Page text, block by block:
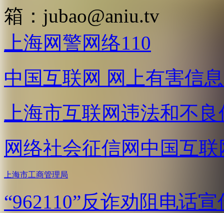
箱： jubao@aniu.tv
上海网警网络110
中国互联网 网上有害信
上海市互联网违法和不
网络社会征信网 中国互
上海市工商管理局
“962110”反诈劝阻电话宣